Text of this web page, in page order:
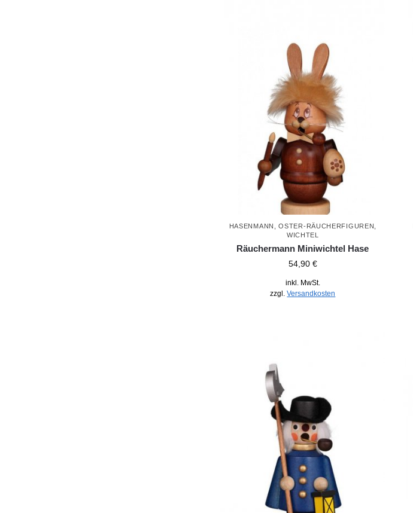
HASENMANN ,OSTER-RÄUCHERFIGUREN
WICHTEL
Räuchermann Miniwichtel Hase
54,90 €
inkl. MwSt.
zzgl.Versandkosten